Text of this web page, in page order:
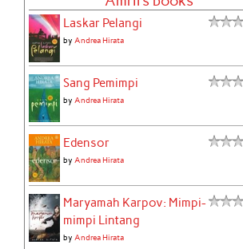
Laskar Pelangi
byAndrea Hirata
Sang Pemimpi
byAndrea Hirata
Edensor
byAndrea Hirata
Maryamah Karpov: Mimpi-
mimpi Lintang
byAndrea Hirata